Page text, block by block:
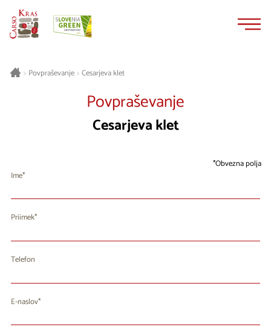
> Povpraševanje> Cesarjeva klet
Povpraševanje
Cesarjeva klet
Obvezna polja
Ime
Priimek
Telefon
E-naslov